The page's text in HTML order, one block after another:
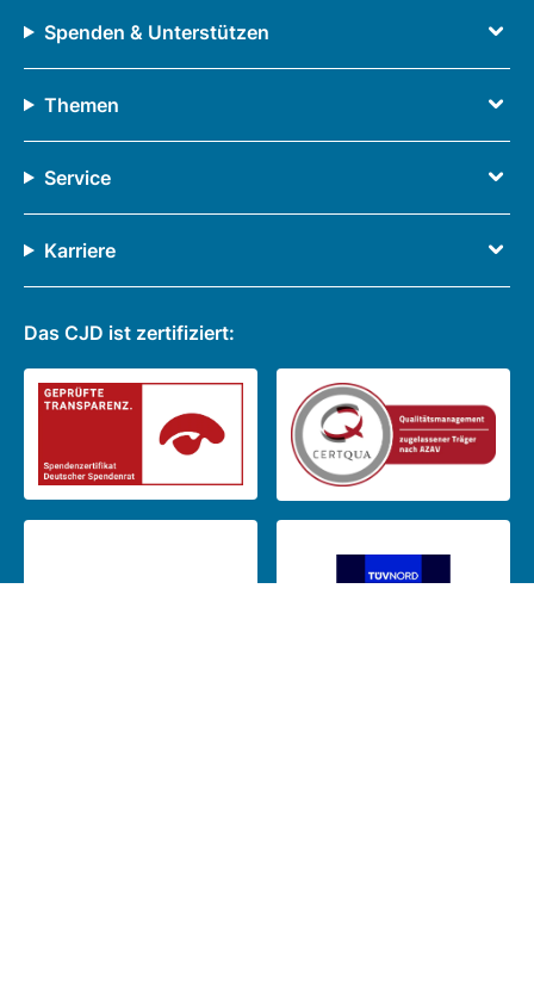
Spenden & Unterstützen
Themen
Service
Karriere
Das CJD ist zertifiziert: